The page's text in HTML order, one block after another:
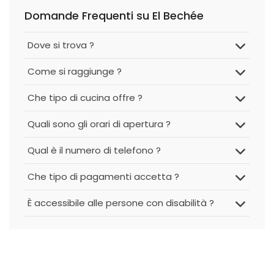
Domande Frequenti su El Bechée
Dove si trova ?
Come si raggiunge ?
Che tipo di cucina offre ?
Quali sono gli orari di apertura ?
Qual è il numero di telefono ?
Che tipo di pagamenti accetta ?
È accessibile alle persone con disabilità ?